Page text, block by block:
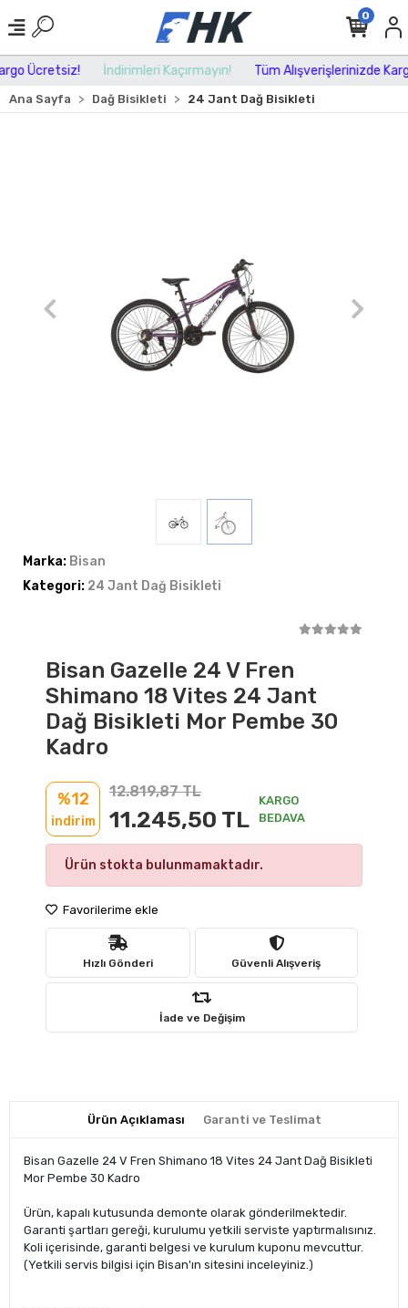
Ücretsiz! İndirimleri Kaçırmayın! Tüm Alışverişlerinizde
0
Ana Sayfa Dağ Bisikleti 24 Jant Dağ Bisikleti
Marka: Bisan
Kategori: 24 Jant Dağ Bisikleti
Bisan Gazelle 24 V Fren
Shimano 18 Vites 24 Jant
Dağ Bisikleti Mor Pembe 30
Kadro
%12
indirim
12.819,87 TL
11.245,50 TL
KARGO
BEDAVA
Ürün stokta bulunmamaktadır.
Favorilerime ekle
Hızlı Gönderi Güvenli Alışveriş
İade ve Değişim
Ürün Açıklaması Garanti ve Teslimat
Bisan Gazelle 24 V Fren Shimano 18 Vites 24 Jant Dağ Bisikleti
Mor Pembe 30 Kadro
Ürün, kapalı kutusunda demonte olarak gönderilmektedir.
Garanti şartları gereği, kurulumu yetkili serviste yaptırmalısınız.
Koli içerisinde, garanti belgesi ve kurulum kuponu mevcuttur.
(Yetkili servis bilgisi için Bisan'ın sitesini inceleyiniz.)